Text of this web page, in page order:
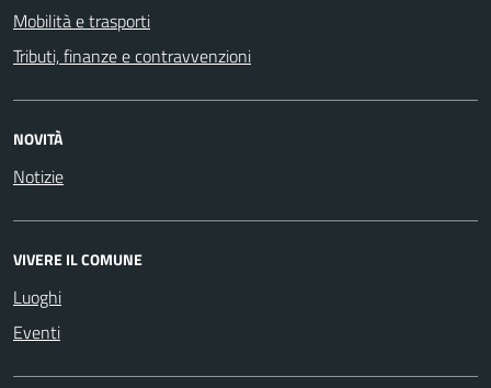
Mobilità e trasporti
Tributi, finanze e contravvenzioni
NOVITÀ
Notizie
VIVERE IL COMUNE
Luoghi
Eventi